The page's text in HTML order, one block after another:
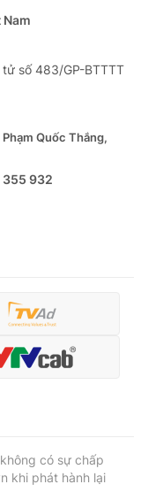
sản
số 483/GP-BTTTT
Quốc Thắng,
932
có sự chấp
khi phát hành lại